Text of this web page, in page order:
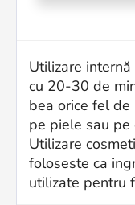
Utilizare
cu 20-30 de
bea orice fel
pe piele sau pe
Utilizare
foloseste ca
utilizate pentru